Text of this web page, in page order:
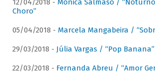
12/04/2018 - Mônica Salmaso /
Choro”
05/04/2018 - Marcela Mangabeira /
29/03/2018 - Júlia Vargas / “Pop Banana”
22/03/2018 - Fernanda Abreu / “Amor